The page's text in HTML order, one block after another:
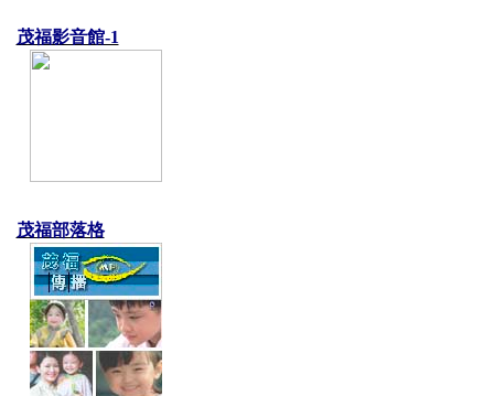
茂福影音館-1
茂福部落格